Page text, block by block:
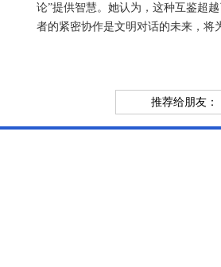
论”提供智慧。她认为，这种互鉴超
者的紧密协作是文明对话的未来，将
推荐给朋友：